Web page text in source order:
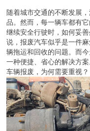
随着城市交通的不断发展
品。然而，每一辆车都有
继续安全行驶时，如何妥
说，报废汽车似乎是一件
辆拖运和回收的问题。而
一种便捷、省心的解决方案
车辆报废，为何需要重视？